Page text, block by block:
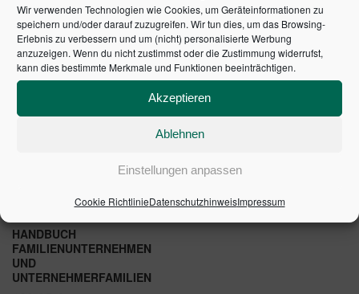
Wir verwenden Technologien wie Cookies, um Geräteinformationen zu
speichern und/oder darauf zuzugreifen. Wir tun dies, um das Browsing-
Erlebnis zu verbessern und um (nicht) personalisierte Werbung
anzuzeigen. Wenn du nicht zustimmst oder die Zustimmung widerrufst,
kann dies bestimmte Merkmale und Funktionen beeinträchtigen.
Akzeptieren
Ablehnen
Einstellungen anpassen
Cookie RichtlinieDatenschutzhinweisImpressum
HANDBUCH
FAMILIENUNTERNEHMEN
UND
UNTERNEHMERFAMILIEN